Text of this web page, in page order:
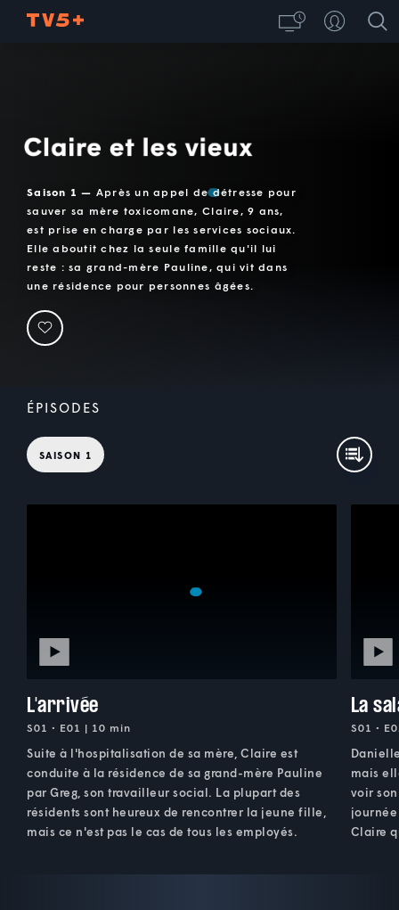
Saison 1 — Après un appel de détresse pour
sauver sa mère toxicomane, Claire, 9 ans,
est prise en charge par les services sociaux.
Elle aboutit chez la seule famille qu'il lui
reste : sa grand-mère Pauline, qui vit dans
une résidence pour personnes âgées.
ÉPISODES
SAISON 1
L'arrivée
S01 • E01 | 10 min
Suite à l'hospitalisation de sa mère, Claire est
conduite à la résidence de sa grand-mère Pauline
par Greg, son travailleur social. La plupart des
résidents sont heureux de rencontrer la jeune fille,
mais ce n'est pas le cas de tous les employés.
La
S01 •
mais
voir
Claire